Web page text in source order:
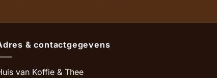
& contactgegevens
van Koffie & Thee